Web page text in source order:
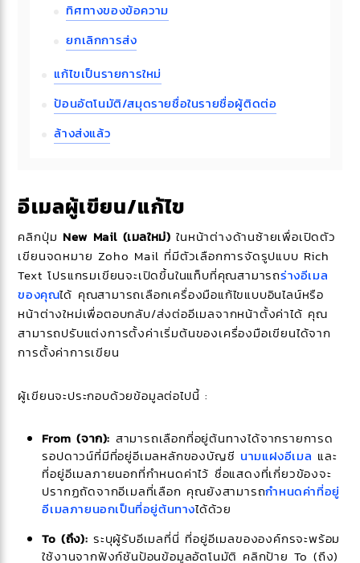
ทิศทางของข้อความ
ยกเลิกการส่ง
แก้ไขเป็นรายการใหม่
ป้อนอัตโนมัติ/สมุดรายชื่อในรายชื่อผู้ติดต่อ
ล้างส่งแล้ว
อีเมลผู้เขียน/แก้ไข
คลิกปุ่ม New Mail (เมลใหม่) ในหน้าต่างด้านซ้ายเพื่อเปิดตัว
เขียนจดหมาย Zoho Mail ที่มีตัวเลือกการจัดรูปแบบ Rich
Text โปรแกรมเขียนจะเปิดขึ้นในแท็บที่คุณสามารถร่างอีเมล
ของคุณได้ คุณสามารถเลือกเครื่องมือแก้ไขแบบอินไลน์หรือ
หน้าต่างใหม่เพื่อตอบกลับ/ส่งต่ออีเมลจากหน้าตั้งค่าได้ คุณ
สามารถปรับแต่งการตั้งค่าเริ่มต้นของเครื่องมือเขียนได้จาก
การตั้งค่าการเขียน
ผู้เขียนจะประกอบด้วยข้อมูลต่อไปนี้ :
From (จาก): สามารถเลือกที่อยู่ต้นทางได้จากรายการด
รอปดาวน์ที่มีที่อยู่อีเมลหลักของบัญชี นามแฝงอีเมล และ
ที่อยู่อีเมลภายนอกที่กำหนดค่าไว้ ชื่อแสดงที่เกี่ยวข้องจะ
ปรากฏถัดจากอีเมลที่เลือก คุณยังสามารถกำหนดค่าที่อยู่
อีเมลภายนอกเป็นที่อยู่ต้นทางได้ด้วย
To (ถึง): ระบุผู้รับอีเมลที่นี่ ที่อยู่อีเมลขององค์กรจะพร้อม
ใช้งานจากฟังก์ชันป้อนข้อมูลอัตโนมัติ คลิกป้าย To (ถึง)